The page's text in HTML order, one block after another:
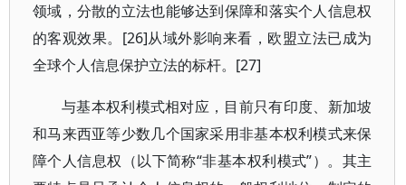
领域，分散的立法也能够达到保障和落实个人信息权
的客观效果。[26]从域外影响来看，欧盟立法已成为
全球个人信息保护立法的标杆。[27]
与基本权利模式相对应，目前只有印度、新加坡
和马来西亚等少数几个国家采用非基本权利模式来保
障个人信息权（以下简称“非基本权利模式”）。其主